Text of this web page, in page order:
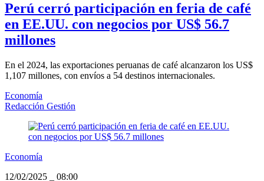
Perú cerró participación en feria de café
en EE.UU. con negocios por US$ 56.7
millones
En el 2024, las exportaciones peruanas de café alcanzaron los US$
1,107 millones, con envíos a 54 destinos internacionales.
Economía
Redacción Gestión
Economía
12/02/2025
08:00